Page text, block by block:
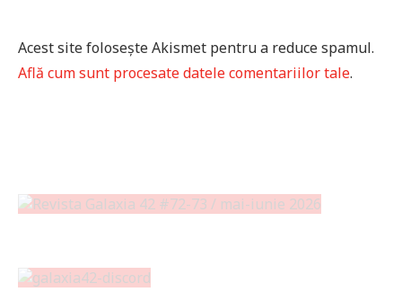
Acest site folosește Akismet pentru a reduce spamul.
Află cum sunt procesate datele comentariilor tale.